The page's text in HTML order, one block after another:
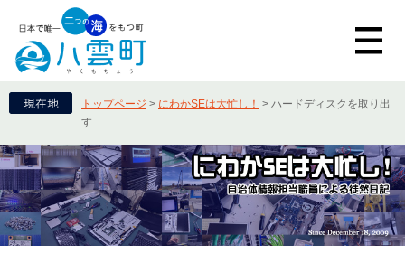
トップページ > にわかSEは大忙し！ > ハードディスクを取り出
す